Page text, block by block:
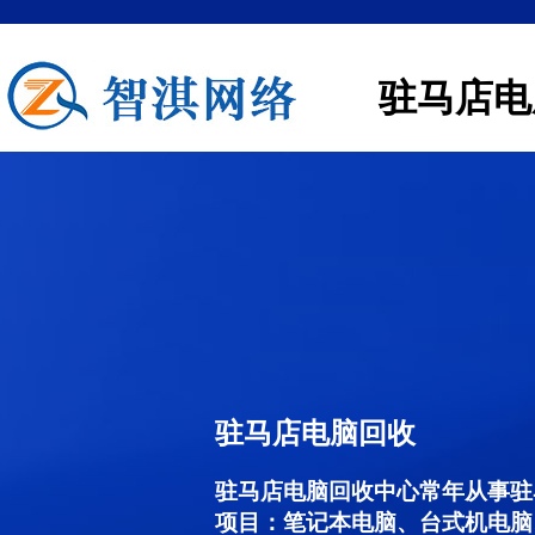
驻马店
驻马店电脑回收
驻马店电脑回收中心常年从事
项目：笔记本电脑、台式机电